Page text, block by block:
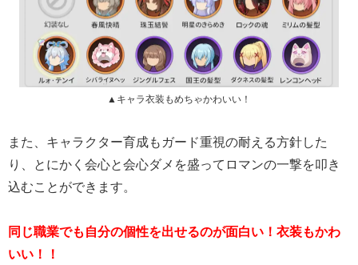
▲キャラ衣装もめちゃかわいい！
また、キャラクター育成もガード重視の耐える方針した
り、とにかく会心と会心ダメを盛ってロマンの一撃を叩き
込むことができます。
同じ職業でも自分の個性を出せるのが面白い！衣装もかわ
いい！！